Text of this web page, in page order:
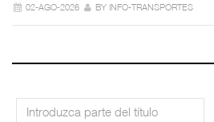
02-AGO-2026 BY INFO-TRANSPORTES
Introduzca